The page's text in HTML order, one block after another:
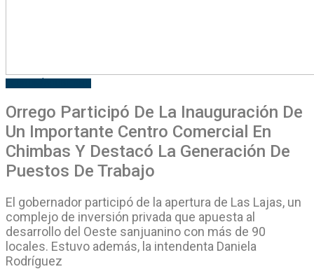
Orrego Participó De La Inauguración De
Un Importante Centro Comercial En
Chimbas Y Destacó La Generación De
Puestos De Trabajo
El gobernador participó de la apertura de Las Lajas, un
complejo de inversión privada que apuesta al
desarrollo del Oeste sanjuanino con más de 90
locales. Estuvo además, la intendenta Daniela
Rodríguez